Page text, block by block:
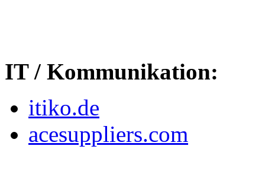
IT / Kommunikation:
itiko.de
acesuppliers.com